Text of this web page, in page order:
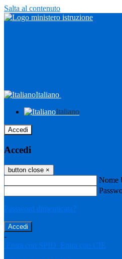
Salta al contenuto
Italiano
Italiano
Accedi
Accedi
button close ×
Nome
Password dimenticata?
-
Entra con SPID
Entra con CIE